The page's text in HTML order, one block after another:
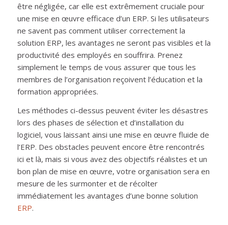
être négligée, car elle est extrêmement cruciale pour
une mise en œuvre efficace d’un ERP. Si les utilisateurs
ne savent pas comment utiliser correctement la
solution ERP, les avantages ne seront pas visibles et la
productivité des employés en souffrira. Prenez
simplement le temps de vous assurer que tous les
membres de l’organisation reçoivent l’éducation et la
formation appropriées.
Les méthodes ci-dessus peuvent éviter les désastres
lors des phases de sélection et d’installation du
logiciel, vous laissant ainsi une mise en œuvre fluide de
l’ERP. Des obstacles peuvent encore être rencontrés
ici et là, mais si vous avez des objectifs réalistes et un
bon plan de mise en œuvre, votre organisation sera en
mesure de les surmonter et de récolter
immédiatement les avantages d’une bonne solution
ERP.